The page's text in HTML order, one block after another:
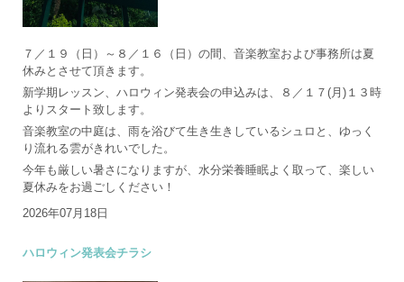
７／１９（日）～８／１６（日）の間、音楽教室および事務所は夏
休みとさせて頂きます。
新学期レッスン、ハロウィン発表会の申込みは、８／１７(月)１３時
よりスタート致します。
音楽教室の中庭は、雨を浴びて生き生きしているシュロと、ゆっく
り流れる雲がきれいでした。
今年も厳しい暑さになりますが、水分栄養睡眠よく取って、楽しい
夏休みをお過ごしください！
2026年07月18日
ハロウィン発表会チラシ